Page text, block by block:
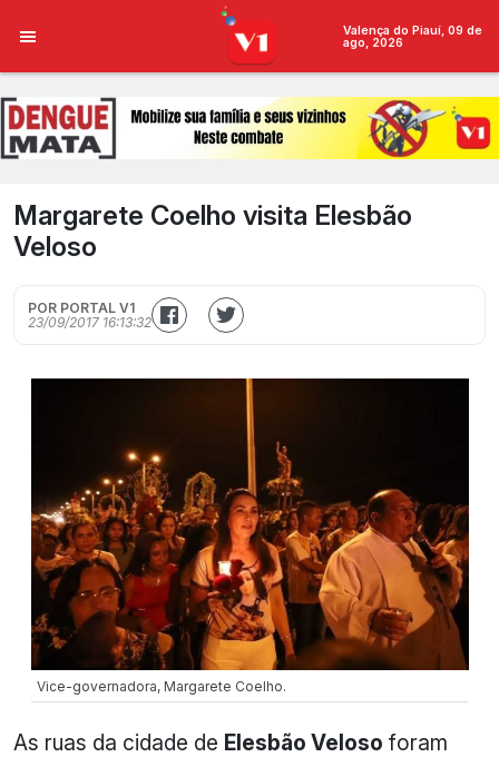
Valença do Piauí, 09 de
ago, 2026
Margarete Coelho visita Elesbão
Veloso
POR PORTAL V1
23/09/2017 16:13:32
Vice-governadora, Margarete Coelho.
As ruas da cidade de Elesbão Veloso foram